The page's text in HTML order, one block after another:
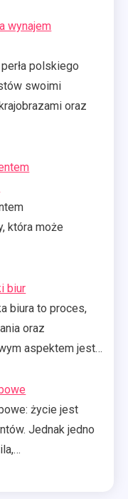
wynajem
polskiego
swoimi
oraz
która może
biur
biura to proces,
oraz
aspektem jest…
życie jest
Jednak jedno